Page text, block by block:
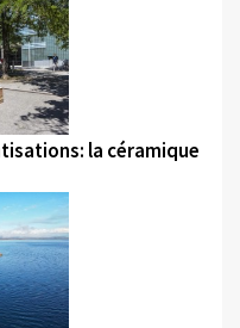
la céramique